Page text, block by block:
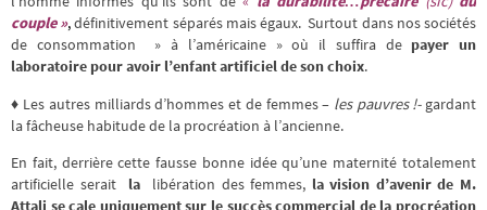
couple »,définitivement séparés mais égaux. Surtout dans nos sociétés
de consommation » à l’américaine » où il suffira de payer un
laboratoire pour avoir l’enfant artificiel de son choix.
♦ Les autres milliards d’hommes et de femmes – les pauvres !- gardant
la fâcheuse habitude de la procréation à l’ancienne.
En fait, derrière cette fausse bonne idée qu’une maternité totalement
artificielle serait
lalibération des femmes, la vision d’avenir de M.
Attali se cale uniquement sur le succès commercial de la procréation